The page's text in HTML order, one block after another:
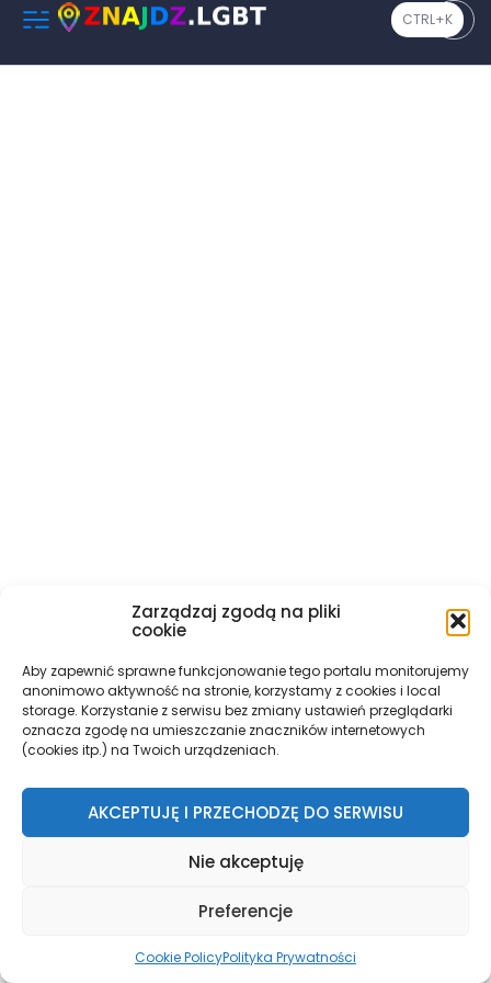
Zarządzaj zgodą na pliki
cookie
Aby zapewnić sprawne funkcjonowanie tego portalu monitorujemy
anonimowo aktywność na stronie, korzystamy z cookies i local
storage. Korzystanie z serwisu bez zmiany ustawień przeglądarki
oznacza zgodę na umieszczanie znaczników internetowych
(cookies itp.) na Twoich urządzeniach.
AKCEPTUJĘ I PRZECHODZĘ DO SERWISU
Nie akceptuję
Preferencje
Cookie PolicyPolityka Prywatności
CTRL+K